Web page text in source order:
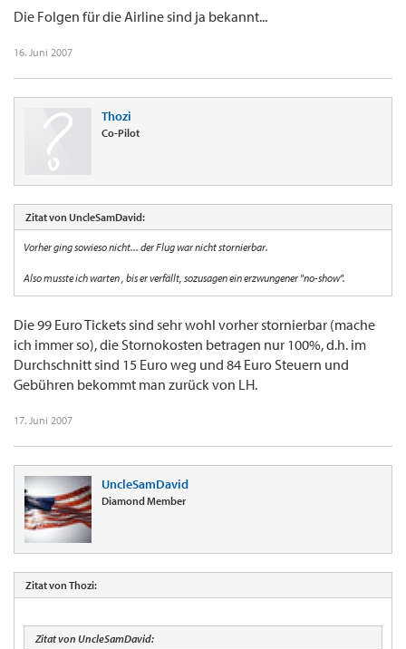
Die Folgen für die Airline sind ja bekannt...
16. Juni 2007
Thozi
Co-Pilot
Zitat von UncleSamDavid:
Vorher ging sowieso nicht... der Flug war nicht stornierbar.
Also musste ich warten , bis er verfällt, sozusagen ein erzwungener "no-show".
Die 99 Euro Tickets sind sehr wohl vorher stornierbar (mache
ich immer so), die Stornokosten betragen nur 100%, d.h. im
Durchschnitt sind 15 Euro weg und 84 Euro Steuern und
Gebühren bekommt man zurück von LH.
17. Juni 2007
UncleSamDavid
Diamond Member
Zitat von Thozi:
Zitat von UncleSamDavid: